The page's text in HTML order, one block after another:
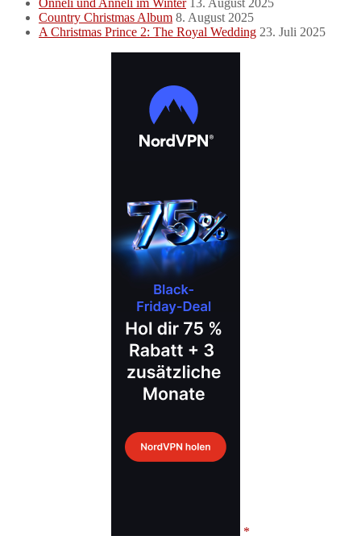
Country Christmas Album 8. August 2025
A Christmas Prince 2: The Royal Wedding 23. Juli 2025